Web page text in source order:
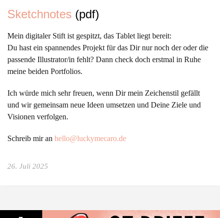
Sketchnotes (pdf)
Mein digitaler Stift ist gespitzt, das Tablet liegt bereit:
Du hast ein spannendes Projekt für das Dir nur noch der oder die
passende Illustrator/in fehlt? Dann check doch erstmal in Ruhe
meine beiden Portfolios.
Ich würde mich sehr freuen, wenn Dir mein Zeichenstil gefällt
und wir gemeinsam neue Ideen umsetzen und Deine Ziele und
Visionen verfolgen.
Schreib mir an hello@luckymecaro.de
26. Juli 2025